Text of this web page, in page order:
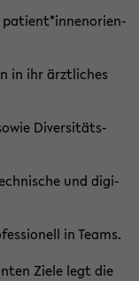
pa­ti­ent*in­nen­ori­en­
in ihr ärzt­li­ches
Di­ver­si­täts­
und di­gi­
in Teams.
Ziele legt die